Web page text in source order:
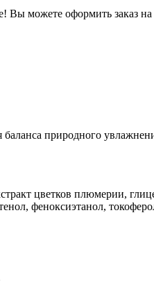
можете оформить заказ
природного
цветков плюмерии,
феноксиэтанол,